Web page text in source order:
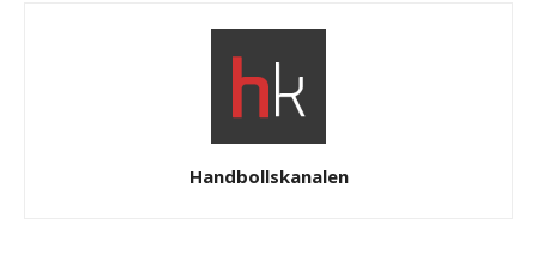
Handbollskanalen